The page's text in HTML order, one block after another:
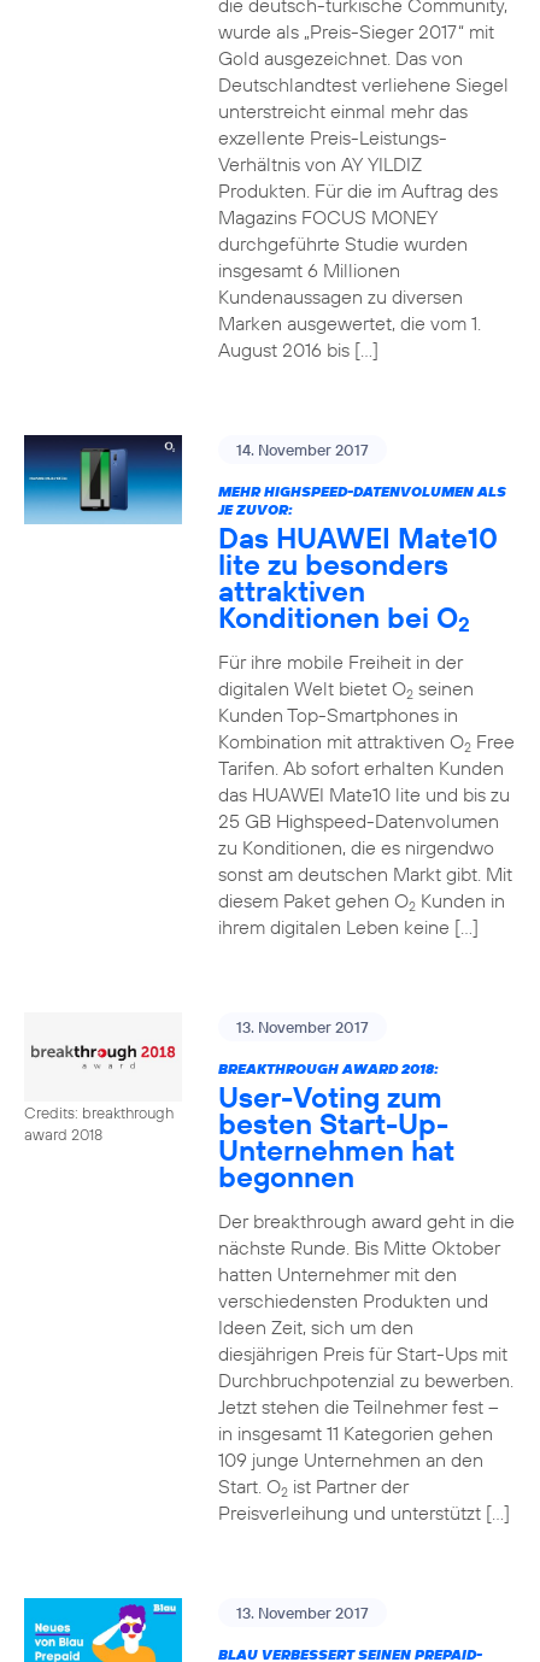
die deutsch-türkische Community,
wurde als „Preis-Sieger 2017“ mit
Gold ausgezeichnet. Das von
Deutschlandtest verliehene Siegel
unterstreicht einmal mehr das
exzellente Preis-Leistungs-
Verhältnis von AY YILDIZ
Produkten. Für die im Auftrag des
Magazins FOCUS MONEY
durchgeführte Studie wurden
insgesamt 6 Millionen
Kundenaussagen zu diversen
Marken ausgewertet, die vom 1.
August 2016 bis […]
14. November 2017
MEHR HIGHSPEED-DATENVOLUMEN ALS
JE ZUVOR:
Das HUAWEI Mate10
lite zu besonders
attraktiven
Konditionen bei O2
Für ihre mobile Freiheit in der
digitalen Welt bietet O2seinen
Kunden Top-Smartphones in
Kombination mit attraktiven O2Free
Tarifen. Ab sofort erhalten Kunden
das HUAWEI Mate10 lite und bis zu
25 GB Highspeed-Datenvolumen
zu Konditionen, die es nirgendwo
sonst am deutschen Markt gibt. Mit
diesem Paket gehen O2Kunden in
ihrem digitalen Leben keine […]
Credits: breakthrough
award 2018
13. November 2017
BREAKTHROUGH AWARD 2018:
User-Voting zum
besten Start-Up-
Unternehmen hat
begonnen
Der breakthrough award geht in die
nächste Runde. Bis Mitte Oktober
hatten Unternehmer mit den
verschiedensten Produkten und
Ideen Zeit, sich um den
diesjährigen Preis für Start-Ups mit
Durchbruchpotenzial zu bewerben.
Jetzt stehen die Teilnehmer fest –
in insgesamt 11 Kategorien gehen
109 junge Unternehmen an den
Start. O2ist Partner der
Preisverleihung und unterstützt […]
13. November 2017
BLAU VERBESSERT SEINEN PREPAID-